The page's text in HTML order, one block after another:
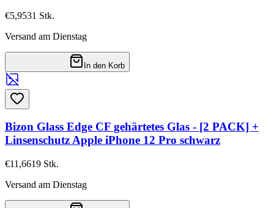
€5,9531 Stk.
Versand am Dienstag
In den Korb
Bizon Glass Edge CF gehärtetes Glas - [2 PACK] +
Linsenschutz Apple iPhone 12 Pro schwarz
€11,6619 Stk.
Versand am Dienstag